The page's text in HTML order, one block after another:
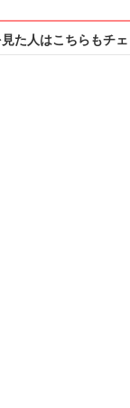
た人はこちらもチ